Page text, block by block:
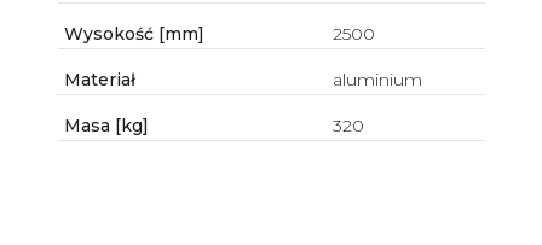
Wysokość [mm] 2500
Materiał aluminium
Masa [kg] 320